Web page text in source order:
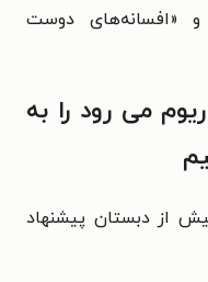
جورواجور (جلد ۲۷)» و «افسانه‌های دوست
می رود را به
از دبستان پیشنهاد